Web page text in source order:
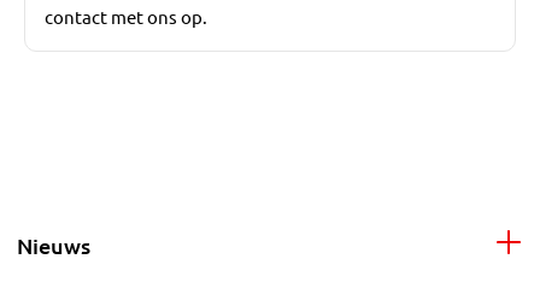
contact met ons op.
Nieuws